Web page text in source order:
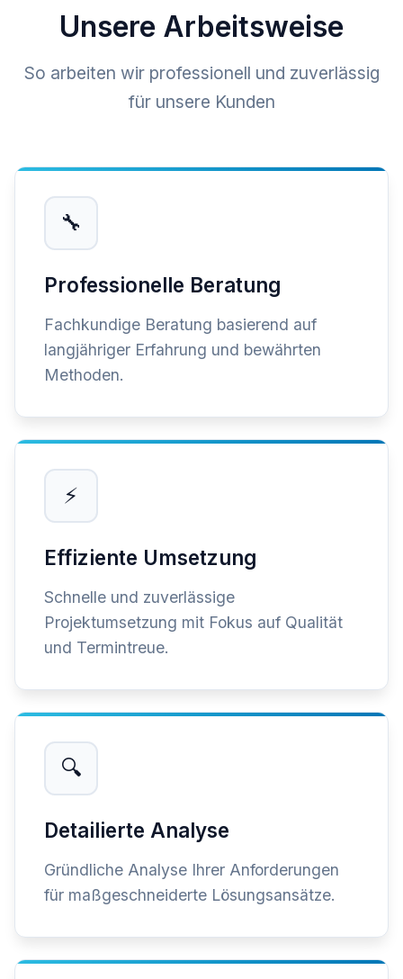
Unsere Arbeitsweise
So arbeiten wir professionell und zuverlässig
für unsere Kunden
🔧
Professionelle Beratung
Fachkundige Beratung basierend auf
langjähriger Erfahrung und bewährten
Methoden.
⚡
Effiziente Umsetzung
Schnelle und zuverlässige
Projektumsetzung mit Fokus auf Qualität
und Termintreue.
🔍
Detailierte Analyse
Gründliche Analyse Ihrer Anforderungen
für maßgeschneiderte Lösungsansätze.